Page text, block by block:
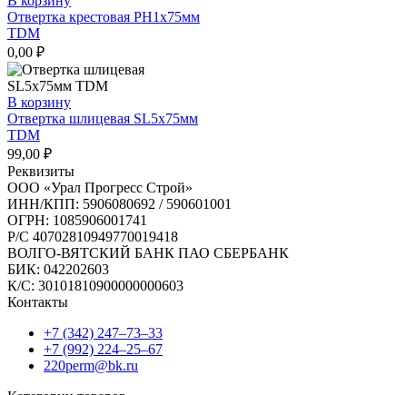
Отвертка крестовая РН1х75мм
TDM
0,00 ₽
В корзину
Отвертка шлицевая SL5х75мм
TDM
99,00 ₽
Реквизиты
ООО «Урал Прогресс Строй»
ИНН/КПП: 5906080692 / 590601001
ОГРН: 1085906001741
Р/C 40702810949770019418
ВОЛГО-ВЯТСКИЙ БАНК ПАО СБЕРБАНК
БИК: 042202603
К/С: 30101810900000000603
Контакты
+7 (342) 247‒73‒33
+7 (992) 224‒25‒67
220perm@bk.ru